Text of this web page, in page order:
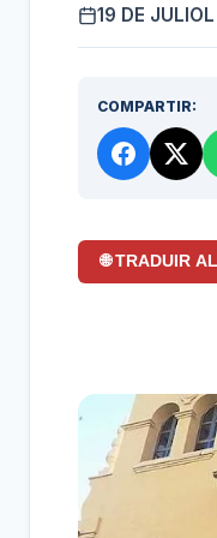
19 DE
COMPARTIR:
🌐 TRADUIR